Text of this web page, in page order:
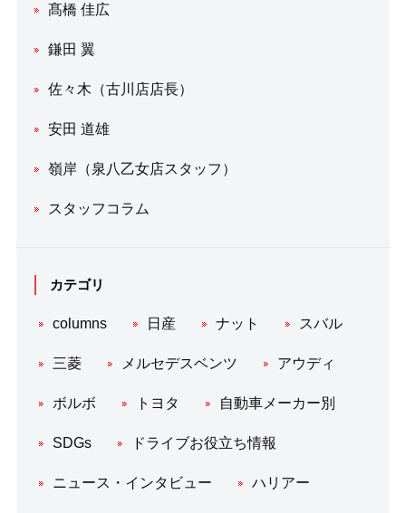
髙橋 佳広
鎌田 翼
佐々木（古川店店長）
安田 道雄
嶺岸（泉八乙女店スタッフ）
スタッフコラム
カテゴリ
columns 日産 ナット スバル
三菱 メルセデスベンツ アウディ
ボルボ トヨタ 自動車メーカー別
SDGs ドライブお役立ち情報
ニュース・インタビュー ハリアー